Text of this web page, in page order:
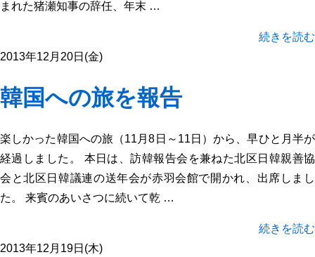
まれた猪瀬知事の辞任、年末 …
続きを読む
2013年12月20日(金)
韓国への旅を報告
楽しかった韓国への旅（11月8日～11日）から、早ひと月半が
経過しました。 本日は、訪韓報告会を兼ねた北区日韓親善協
会と北区日韓議連の送年会が赤羽会館で開かれ、出席しまし
た。 来賓のあいさつに続いて乾 …
続きを読む
2013年12月19日(木)